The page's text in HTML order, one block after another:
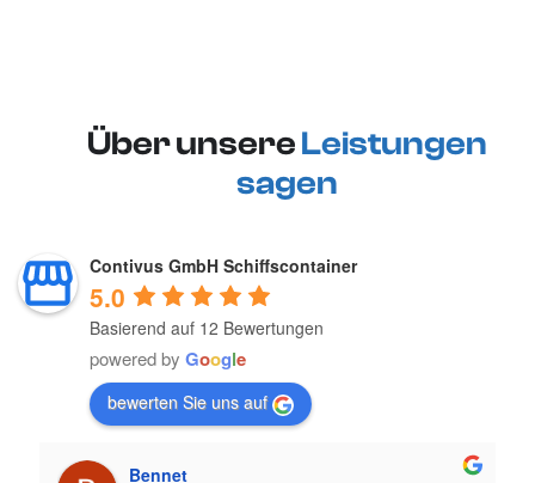
Über unsereLeistungen
sagen
Contivus GmbH Schiffscontainer
5.0
Basierend auf 12 Bewertungen
powered by Google
bewerten Sie uns auf
Bennet